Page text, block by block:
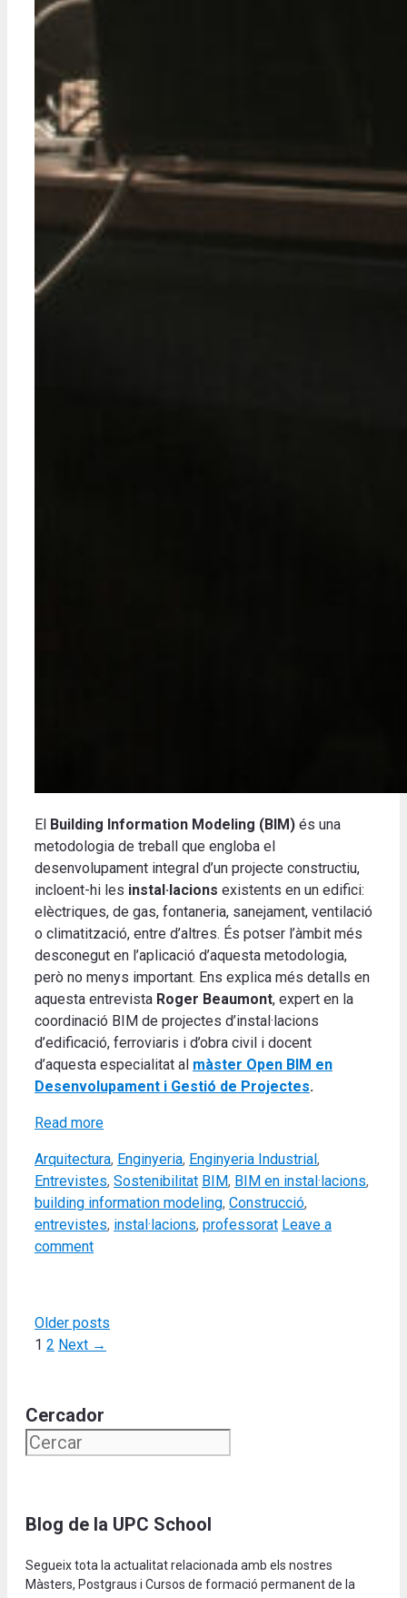
El Building Information Modeling (BIM) és una
metodologia de treball que engloba el
desenvolupament integral d’un projecte constructiu,
incloent-hi les instal·lacions existents en un edifici:
elèctriques, de gas, fontaneria, sanejament, ventilació
o climatització, entre d’altres. És potser l’àmbit més
desconegut en l’aplicació d’aquesta metodologia,
però no menys important. Ens explica més detalls en
aquesta entrevista Roger Beaumont, expert en la
coordinació BIM de projectes d’instal·lacions
d’edificació, ferroviaris i d’obra civil i docent
d’aquesta especialitat al màster Open BIM en
Desenvolupament i Gestió de Projectes.
Read more
Categories
Arquitectura, Enginyeria, Enginyeria Industrial,
Entrevistes, Sostenibilitat Tags
BIM, BIM en instal·lacions,
building information modeling, Construcció,
entrevistes, instal·lacions, professorat Leave a
comment
Older posts
Page
1 Page
2 Next →
Cercador
Blog de la UPC School
Segueix tota la actualitat relacionada amb els nostres
Màsters, Postgraus i Cursos de formació permanent de la